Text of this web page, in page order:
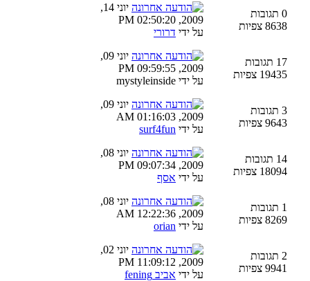
0 תגובות
8638 צפיות
יוני 14,
2009, 02:50:20 PM
על ידי דרורי
17 תגובות
19435 צפיות
יוני 09,
2009, 09:59:55 PM
על ידי mystyleinside
3 תגובות
9643 צפיות
יוני 09,
2009, 01:16:03 AM
על ידי surf4fun
14 תגובות
18094 צפיות
יוני 08,
2009, 09:07:34 PM
על ידי אסף
1 תגובות
8269 צפיות
יוני 08,
2009, 12:22:36 AM
על ידי orian
2 תגובות
9941 צפיות
יוני 02,
2009, 11:09:12 PM
על ידי אביב fening